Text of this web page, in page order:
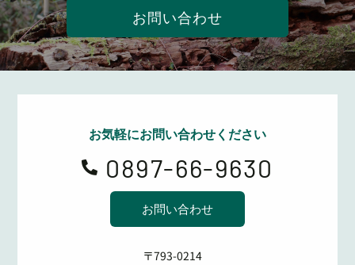
お問い合わせ
お気軽にお問い合わせください
 0897-66-9630
お問い合わせ
〒793-0214